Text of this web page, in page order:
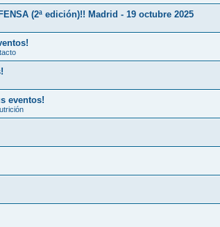
(2ª edición)!! Madrid - 19 octubre 2025
eventos!